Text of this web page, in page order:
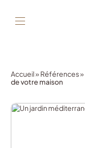
Accueil» Références»
de votre maison